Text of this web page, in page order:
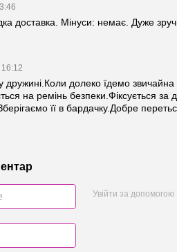
доставка. Мінуси: немає. Дуже
долеко їдемо звичайна
на ремінь безпеки.Фіксується
її в бардачку.Добре
Увійти за допомогою